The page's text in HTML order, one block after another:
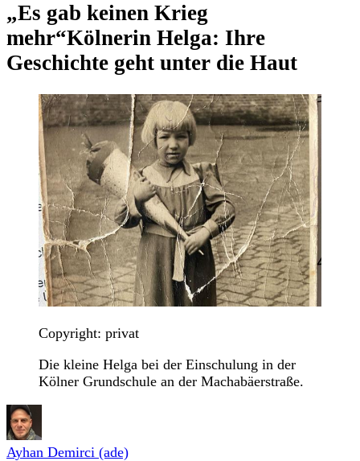
„Es gab keinen Krieg
mehr“Kölnerin Helga: Ihre
Geschichte geht unter die Haut
Copyright: privat
Die kleine Helga bei der Einschulung in der
Kölner Grundschule an der Machabäerstraße.
Ayhan Demirci (ade)